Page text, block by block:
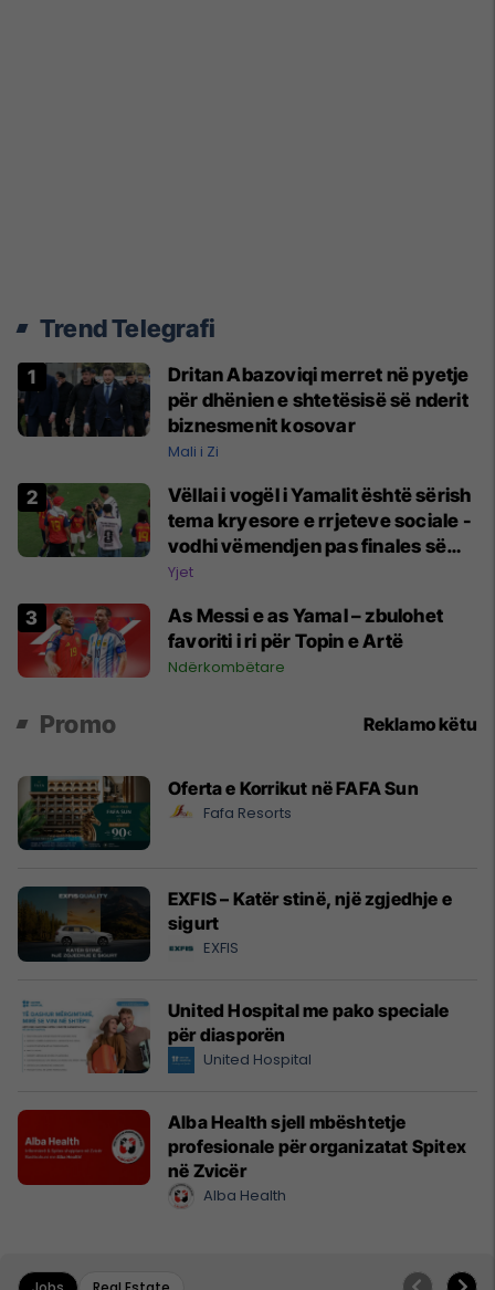
Trend Telegrafi
Dritan Abazoviqi merret në pyetje
për dhënien e shtetësisë së nderit
biznesmenit kosovar
Mali i Zi
Vëllai i vogël i Yamalit është sërish
tema kryesore e rrjeteve sociale -
vodhi vëmendjen pas finales së
Kupës së Botës
Yjet
As Messi e as Yamal – zbulohet
favoriti i ri për Topin e Artë
Ndërkombëtare
Promo Reklamo këtu
Oferta e Korrikut në FAFA Sun
Fafa Resorts
EXFIS – Katër stinë, një zgjedhje e
sigurt
EXFIS
United Hospital me pako speciale
për diasporën
United Hospital
Alba Health sjell mbështetje
profesionale për organizatat Spitex
në Zvicër
Alba Health